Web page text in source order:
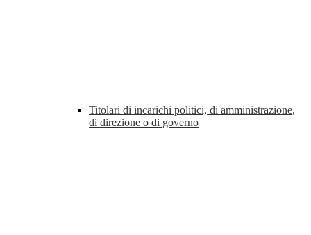
Titolari di incarichi politici, di amministrazione,
di direzione o di governo